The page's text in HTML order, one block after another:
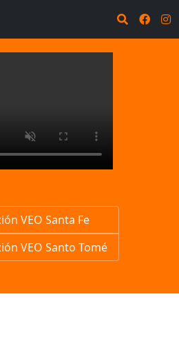
VEO Santa Fe
VEO Santo Tomé